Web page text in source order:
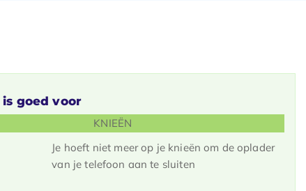
goed voor
KNIEËN
Je hoeft niet meer op je knieën om de oplader
van je telefoon aan te sluiten